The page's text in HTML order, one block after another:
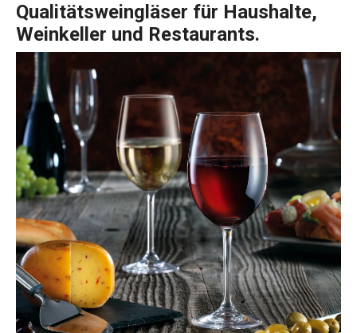
Qualitätsweingläser für Haushalte,
Weinkeller und Restaurants.